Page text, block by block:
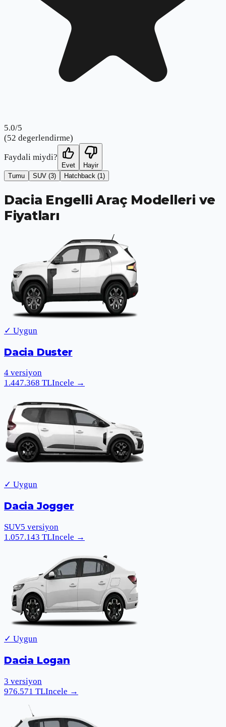
5.0/5
(52 degerlendirme)
Faydali miydi?
Evet
Hayir
Tumu
SUV (3) Hatchback (1)
Dacia Engelli Araç Modelleri ve
Fiyatları
✓ Uygun
Dacia Duster
4 versiyon
1.447.368 TLIncele →
✓ Uygun
Dacia Jogger
SUV5 versiyon
1.057.143 TLIncele →
✓ Uygun
Dacia Logan
3 versiyon
976.571 TLIncele →